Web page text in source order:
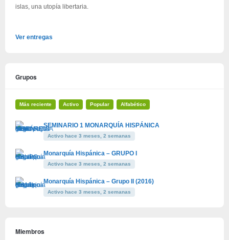
islas, una utopía libertaria.
Ver entregas
Grupos
Más reciente Activo Popular Alfabético
SEMINARIO 1 MONARQUÍA HISPÁNICA
Activo hace 3 meses, 2 semanas
Monarquía Hispánica – GRUPO I
Activo hace 3 meses, 2 semanas
Monarquía Hispánica – Grupo II (2016)
Activo hace 3 meses, 2 semanas
Miembros